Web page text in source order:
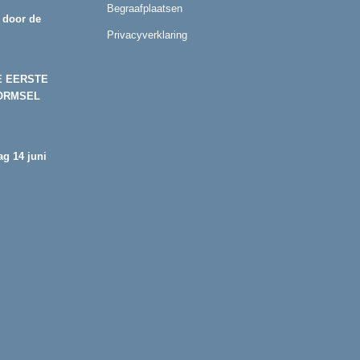
door de
EERSTE
14 juni
Begraafplaatsen
Privacyverklaring